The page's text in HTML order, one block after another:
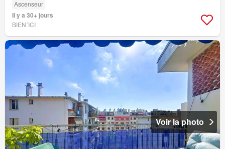
Ascenseur
Il y a 30+ jours
BIEN´ICI
Voir la photo